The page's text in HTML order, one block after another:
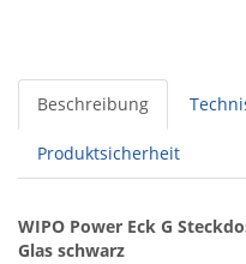
Beschreibung
Produktsicherheit
WIPO Power Eck G
Glas schwarz